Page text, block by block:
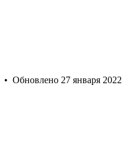
• Обновлено 27 января 2022